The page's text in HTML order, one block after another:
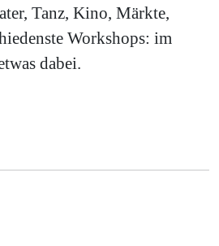
Tanz, Kino, Märkte,
Workshops: im
dabei.